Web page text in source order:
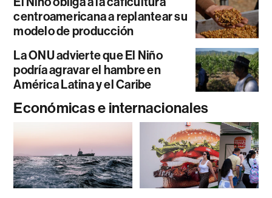
centroamericana a replantear su
modelo de producción
La ONU advierte que El Niño
podría agravar el hambre en
América Latina y el Caribe
Económicas e internacionales